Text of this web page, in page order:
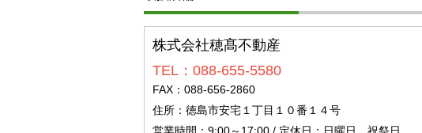
株式会社穂髙不動産
TEL：088-655-5580
FAX：088-656-2860
住所：徳島市安宅１丁目１０番１４号